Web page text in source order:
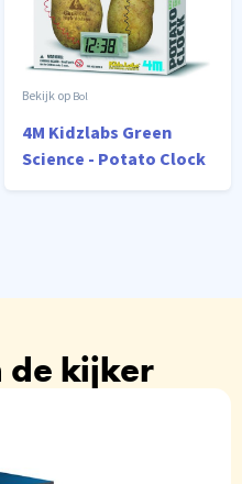
AirPods - iOS
& Android
Bol
4M Kidzlabs Green
Science - Potato Clock
de kijker